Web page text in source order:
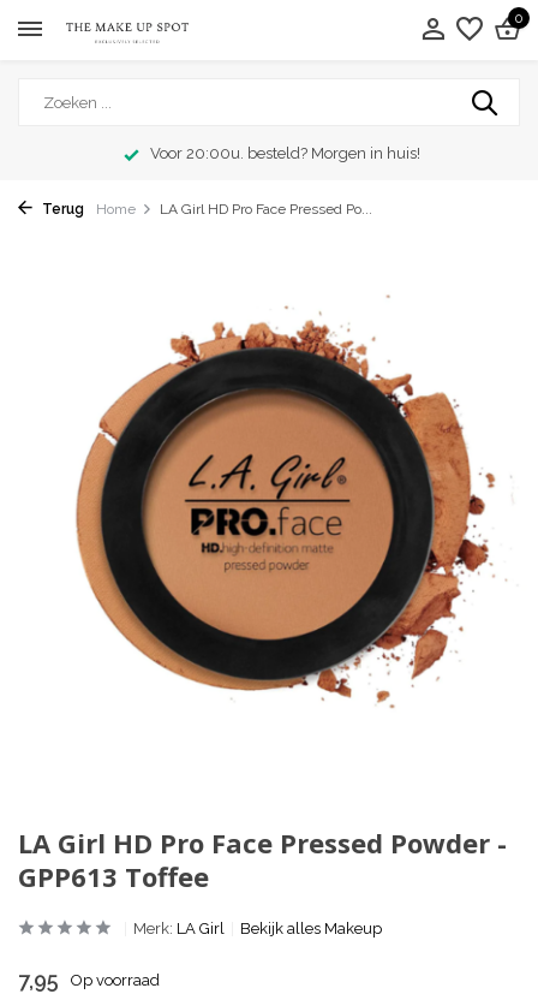
0
Voor 20:00u. besteld? Morgen in huis!
Terug Home LA Girl HD Pro Face Pressed Po...
LA Girl HD Pro Face Pressed Powder -
GPP613 Toffee
Merk: LA Girl Bekijk alles Makeup
7,95 Op voorraad